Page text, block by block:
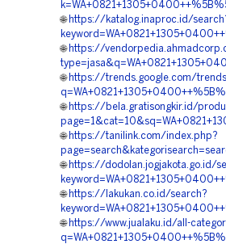
🌐 https://katalog.inaproc.id/
🌐 https://
🌐 https://trends.google.com/
🌐 https://bela.gratisongkir.id/
🌐 https://tanilink.com/index.php?
🌐 https://dodolan.jogjakota.go.id/
🌐 https://lakukan.co.id/search?
🌐 https://www.jualaku.id/all-